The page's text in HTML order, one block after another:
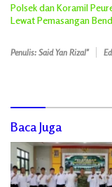
Polsek dan Koramil
Lewat Pemasangan
Penulis: Said Yan Rizal"
Baca Juga